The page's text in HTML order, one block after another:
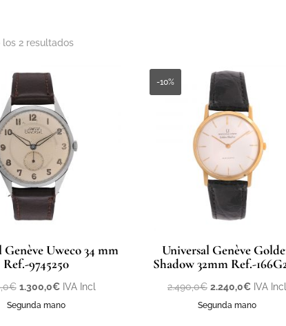
los 2 resultadosOrdenado
Genève Uweco 34 mm
Ref.-9745250
€ El
precio
1.300,0€El
precio
IVA Incl
Segunda mano
-10%
Universal Genève
Shadow 32mm Ref.-
2.490,0€ El
precio
2.240,0€El
precio
IVA Incl
Segunda mano